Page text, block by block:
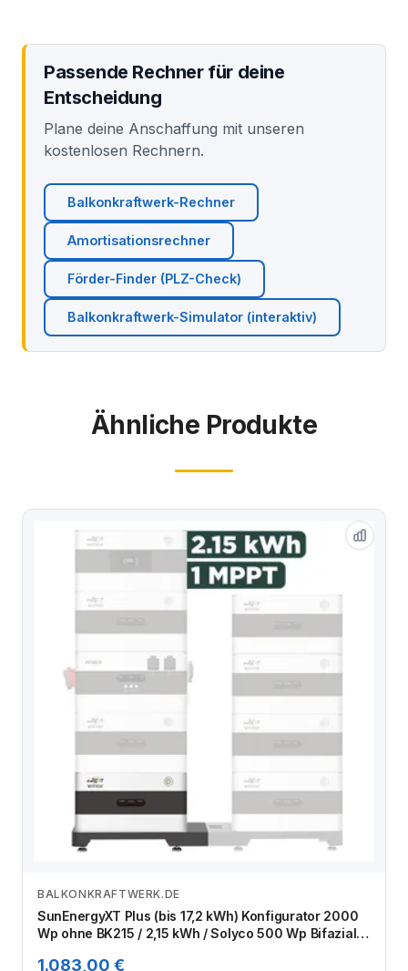
Passende Rechner für deine
Entscheidung
Plane deine Anschaffung mit unseren
kostenlosen Rechnern.
Balkonkraftwerk-Rechner
Amortisationsrechner
Förder-Finder (PLZ-Check)
Balkonkraftwerk-Simulator (interaktiv)
Ähnliche Produkte
Zum Angebot
BALKONKRAFTWERK.DE
SunEnergyXT Plus (bis 17,2 kWh) Konfigurator 2000
Wp ohne BK215 / 2,15 kWh / Solyco 500 Wp Bifazial /
1.083,00 €